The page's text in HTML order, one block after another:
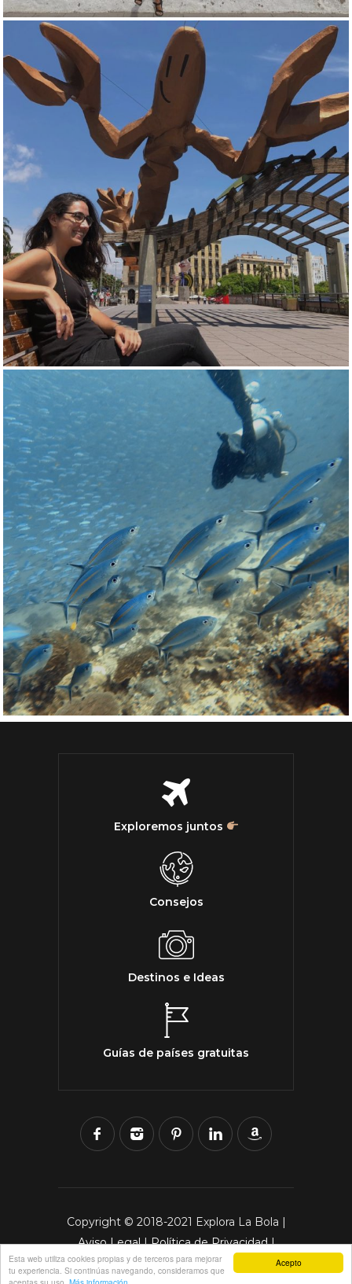
Acepto
Esta web utiliza cookies propias y de terceros para mejorar
tu experiencia. Si continúas navegando, consideramos que
Exploremos juntos
Consejos
Destinos e Ideas
Guías de países gratuitas
Copyright © 2018-2021 Explora La Bola |
Aviso Legal|Política de Privacidad|
Política de Cookies